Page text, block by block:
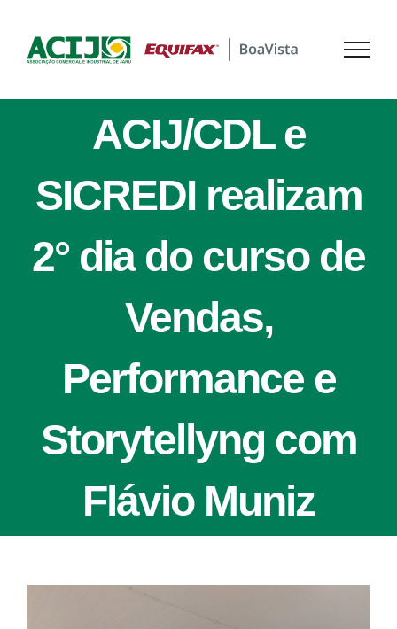
conteúdo
ACIJ/CDL e
SICREDI realizam
2° dia do curso de
Vendas,
Performance e
Storytellyng com
Flávio Muniz